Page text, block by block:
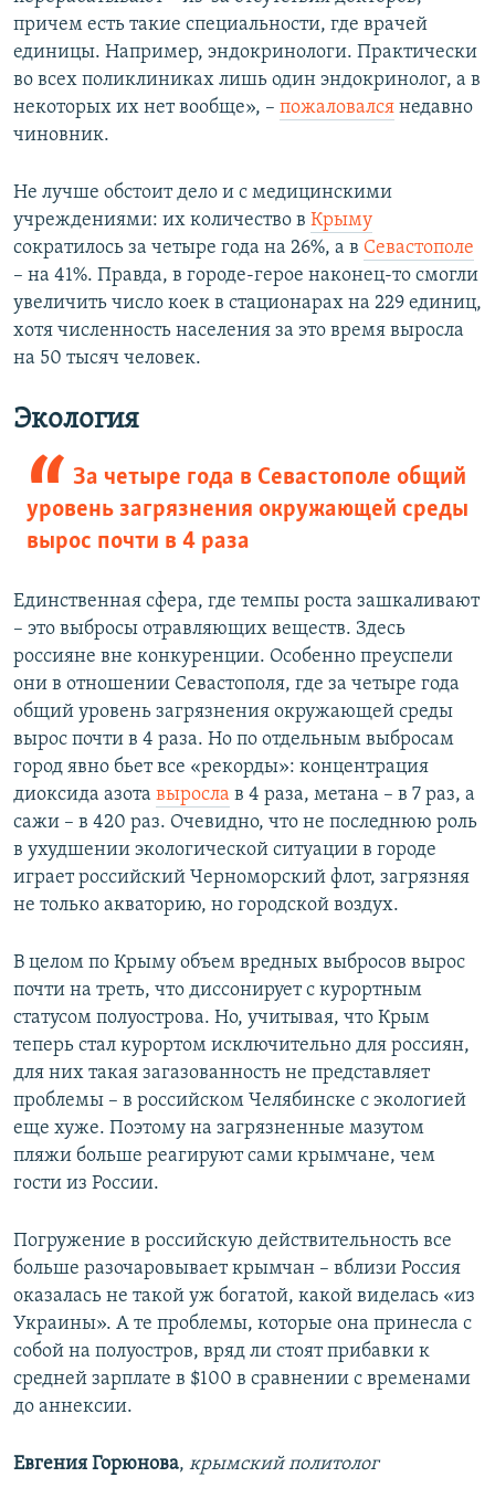
причем есть такие специальности, где врачей
единицы. Например, эндокринологи. Практически
во всех поликлиниках лишь один эндокринолог, а в
некоторых их нет вообще», – пожаловался недавно
чиновник.
Не лучше обстоит дело и с медицинскими
учреждениями: их количество в Крыму
сократилось за четыре года на 26%, а в Севастополе
– на 41%. Правда, в городе-герое наконец-то смогли
увеличить число коек в стационарах на 229 единиц,
хотя численность населения за это время выросла
на 50 тысяч человек.
Экология
За четыре года в Севастополе общий
уровень загрязнения окружающей среды
вырос почти в 4 раза
Единственная сфера, где темпы роста зашкаливают
– это выбросы отравляющих веществ. Здесь
россияне вне конкуренции. Особенно преуспели
они в отношении Севастополя, где за четыре года
общий уровень загрязнения окружающей среды
вырос почти в 4 раза. Но по отдельным выбросам
город явно бьет все «рекорды»: концентрация
диоксида азота выросла в 4 раза, метана – в 7 раз, а
сажи – в 420 раз. Очевидно, что не последнюю роль
в ухудшении экологической ситуации в городе
играет российский Черноморский флот, загрязняя
не только акваторию, но городской воздух.
В целом по Крыму объем вредных выбросов вырос
почти на треть, что диссонирует с курортным
статусом полуострова. Но, учитывая, что Крым
теперь стал курортом исключительно для россиян,
для них такая загазованность не представляет
проблемы – в российском Челябинске с экологией
еще хуже. Поэтому на загрязненные мазутом
пляжи больше реагируют сами крымчане, чем
гости из России.
Погружение в российскую действительность все
больше разочаровывает крымчан – вблизи Россия
оказалась не такой уж богатой, какой виделась «из
Украины». А те проблемы, которые она принесла с
собой на полуостров, вряд ли стоят прибавки к
средней зарплате в $100 в сравнении с временами
до аннексии.
Евгения Горюнова, крымский политолог